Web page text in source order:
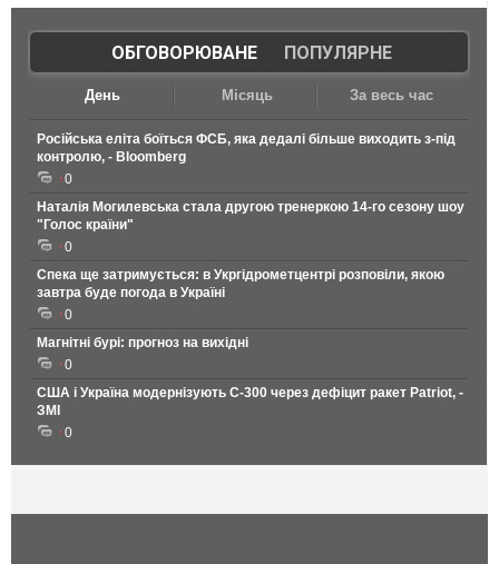
ОБГОВОРЮВАНЕ| ПОПУЛЯРНЕ
День Місяць За весь час
Російська еліта боїться ФСБ, яка дедалі більше виходить з-під
контролю, - Bloomberg
0
Наталія Могилевська стала другою тренеркою 14-го сезону шоу
"Голос країни"
0
Спека ще затримується: в Укргідрометцентрі розповіли, якою
завтра буде погода в Україні
0
Магнітні бурі: прогноз на вихідні
0
США і Україна модернізують С-300 через дефіцит ракет Patriot, -
ЗМІ
0